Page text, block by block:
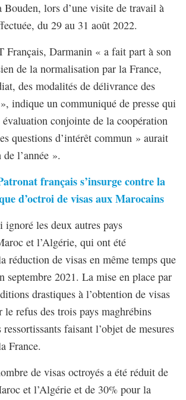
lors d’une visite de travail à
du 29 au 31 août 2022.
Français, Darmanin « a fait part à son
de la normalisation par la France,
des modalités de délivrance des
indique un communiqué de presse qui
évaluation conjointe de la coopération
questions d’intérêt commun » aurait
l’année ».
français s’insurge contre la
d’octroi de visas aux Marocains
ignoré les deux autres pays
et l’Algérie, qui ont été
réduction de visas en même temps que
septembre 2021. La mise en place par
drastiques à l’obtention de visas
le refus des trois pays maghrébins
faisant l’objet de mesures
France.
de visas octroyés a été réduit de
et l’Algérie et de 30% pour la